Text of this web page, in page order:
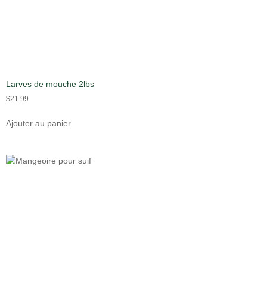
Larves de mouche 2lbs
$21.99
Ajouter au panier